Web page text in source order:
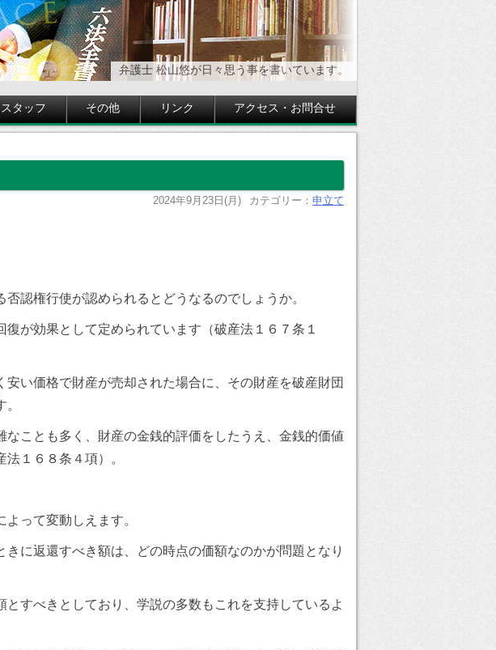
弁護士 松山悠が日々思う事を書いています。
タッフ その他 リンク アクセス・お問合せ
2024年9月23日(月) カテゴリー： 申立て
認権行使が認められるとどうなるのでしょうか。
が効果として定められています（破産法１６７条１
い価格で財産が売却された場合に、その財産を破産財団
なことも多く、財産の金銭的評価をしたうえ、金銭的価値
１６８条４項）。
って変動しえます。
に返還すべき額は、どの時点の価額なのかが問題となり
すべきとしており、学説の多数もこれを支持しているよ